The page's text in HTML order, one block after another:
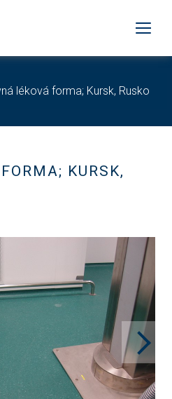
léková forma; Kursk, Rusko
KURSK,